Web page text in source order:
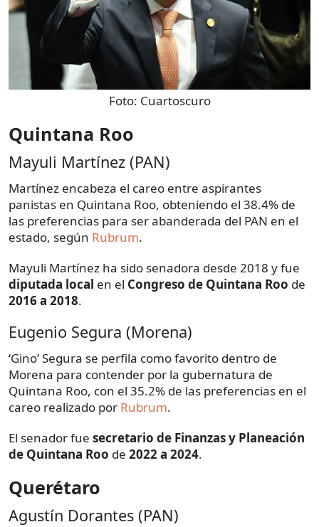
Foto: Cuartoscuro
Quintana Roo
Mayuli Martínez (PAN)
Martínez encabeza el careo entre aspirantes
panistas en Quintana Roo, obteniendo el 38.4% de
las preferencias para ser abanderada del PAN en el
estado, según Rubrum.
Mayuli Martínez ha sido senadora desde 2018 y fue
diputada local en el Congreso de Quintana Roo de
2016 a 2018.
Eugenio Segura (Morena)
‘Gino’ Segura se perfila como favorito dentro de
Morena para contender por la gubernatura de
Quintana Roo, con el 35.2% de las preferencias en el
careo realizado por Rubrum.
El senador fue secretario de Finanzas y Planeación
de Quintana Roo de 2022 a 2024.
Querétaro
Agustín Dorantes (PAN)